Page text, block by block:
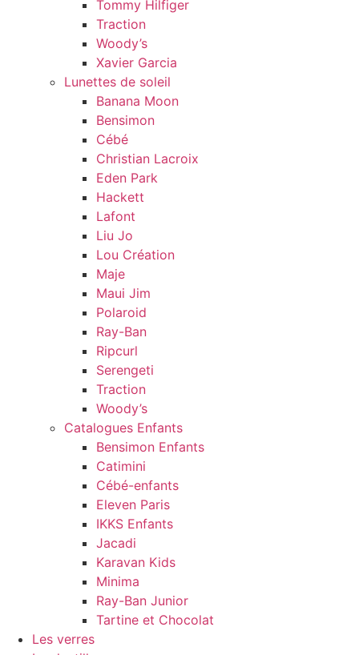
Tommy Hilfiger
Traction
Woody’s
Xavier Garcia
Lunettes de soleil
Banana Moon
Bensimon
Cébé
Christian Lacroix
Eden Park
Hackett
Lafont
Liu Jo
Lou Création
Maje
Maui Jim
Polaroid
Ray-Ban
Ripcurl
Serengeti
Traction
Woody’s
Catalogues Enfants
Bensimon Enfants
Catimini
Cébé-enfants
Eleven Paris
IKKS Enfants
Jacadi
Karavan Kids
Minima
Ray-Ban Junior
Tartine et Chocolat
Les verres